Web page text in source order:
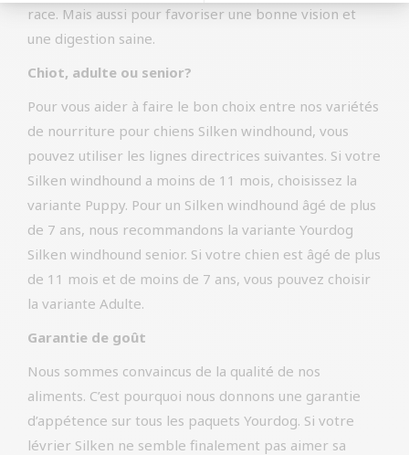
race. Mais aussi pour favoriser une bonne vision et
une digestion saine.
Chiot, adulte ou senior?
Pour vous aider à faire le bon choix entre nos variétés
de nourriture pour chiens Silken windhound, vous
pouvez utiliser les lignes directrices suivantes. Si votre
Silken windhound a moins de 11 mois, choisissez la
variante Puppy. Pour un Silken windhound âgé de plus
de 7 ans, nous recommandons la variante Yourdog
Silken windhound senior. Si votre chien est âgé de plus
de 11 mois et de moins de 7 ans, vous pouvez choisir
la variante Adulte.
Garantie de goût
Nous sommes convaincus de la qualité de nos
aliments. C’est pourquoi nous donnons une garantie
d’appétence sur tous les paquets Yourdog. Si votre
lévrier Silken ne semble finalement pas aimer sa